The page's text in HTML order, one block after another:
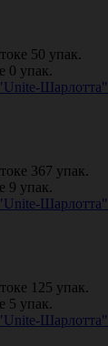
50 упак.
0 упак.
367 упак.
9 упак.
125 упак.
5 упак.